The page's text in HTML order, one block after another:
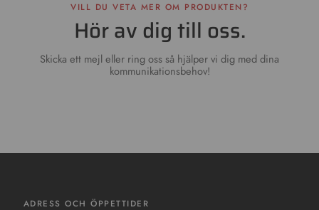
VILL DU VETA MER OM PRODUKTEN?
Hör av dig till oss.
Skicka ett mejl eller ring oss så hjälper vi dig med dina
kommunikationsbehov!
ADRESS OCH ÖPPETTIDER